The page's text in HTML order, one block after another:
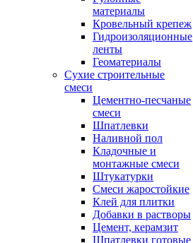
материалы
Кровельный крепеж
Гидроизоляционные
ленты
Геоматериалы
Сухие строительные
смеси
Цементно-песчаные
смеси
Шпатлевки
Наливной пол
Кладочные и
монтажные смеси
Штукатурки
Смеси жаростойкие
Клей для плитки
Добавки в растворы
Цемент, керамзит
Шпатлевки готовые